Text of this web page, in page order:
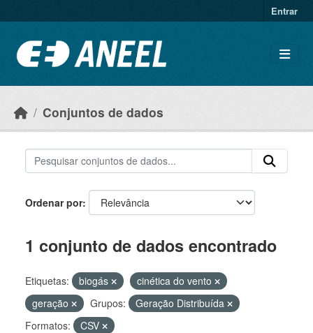
Entrar
Conjuntos de dados
Ordenar por
1 conjunto de dados encontrado
Etiquetas: biogás
cinética do vento
geração
Grupos:
Geração Distribuída
Formatos:
CSV